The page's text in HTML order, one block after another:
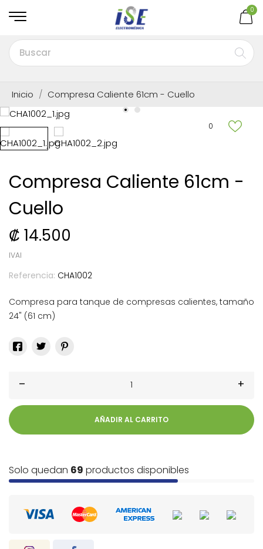
0
Inicio Compresa Caliente 61cm - Cuello
0
Compresa Caliente 61cm -
Cuello
₡ 14.500
IVAI
Referencia: CHA1002
Compresa para tanque de compresas calientes, tamaño
24" (61 cm)
– +
AÑADIR AL CARRITO
Solo quedan 69 productos disponibles